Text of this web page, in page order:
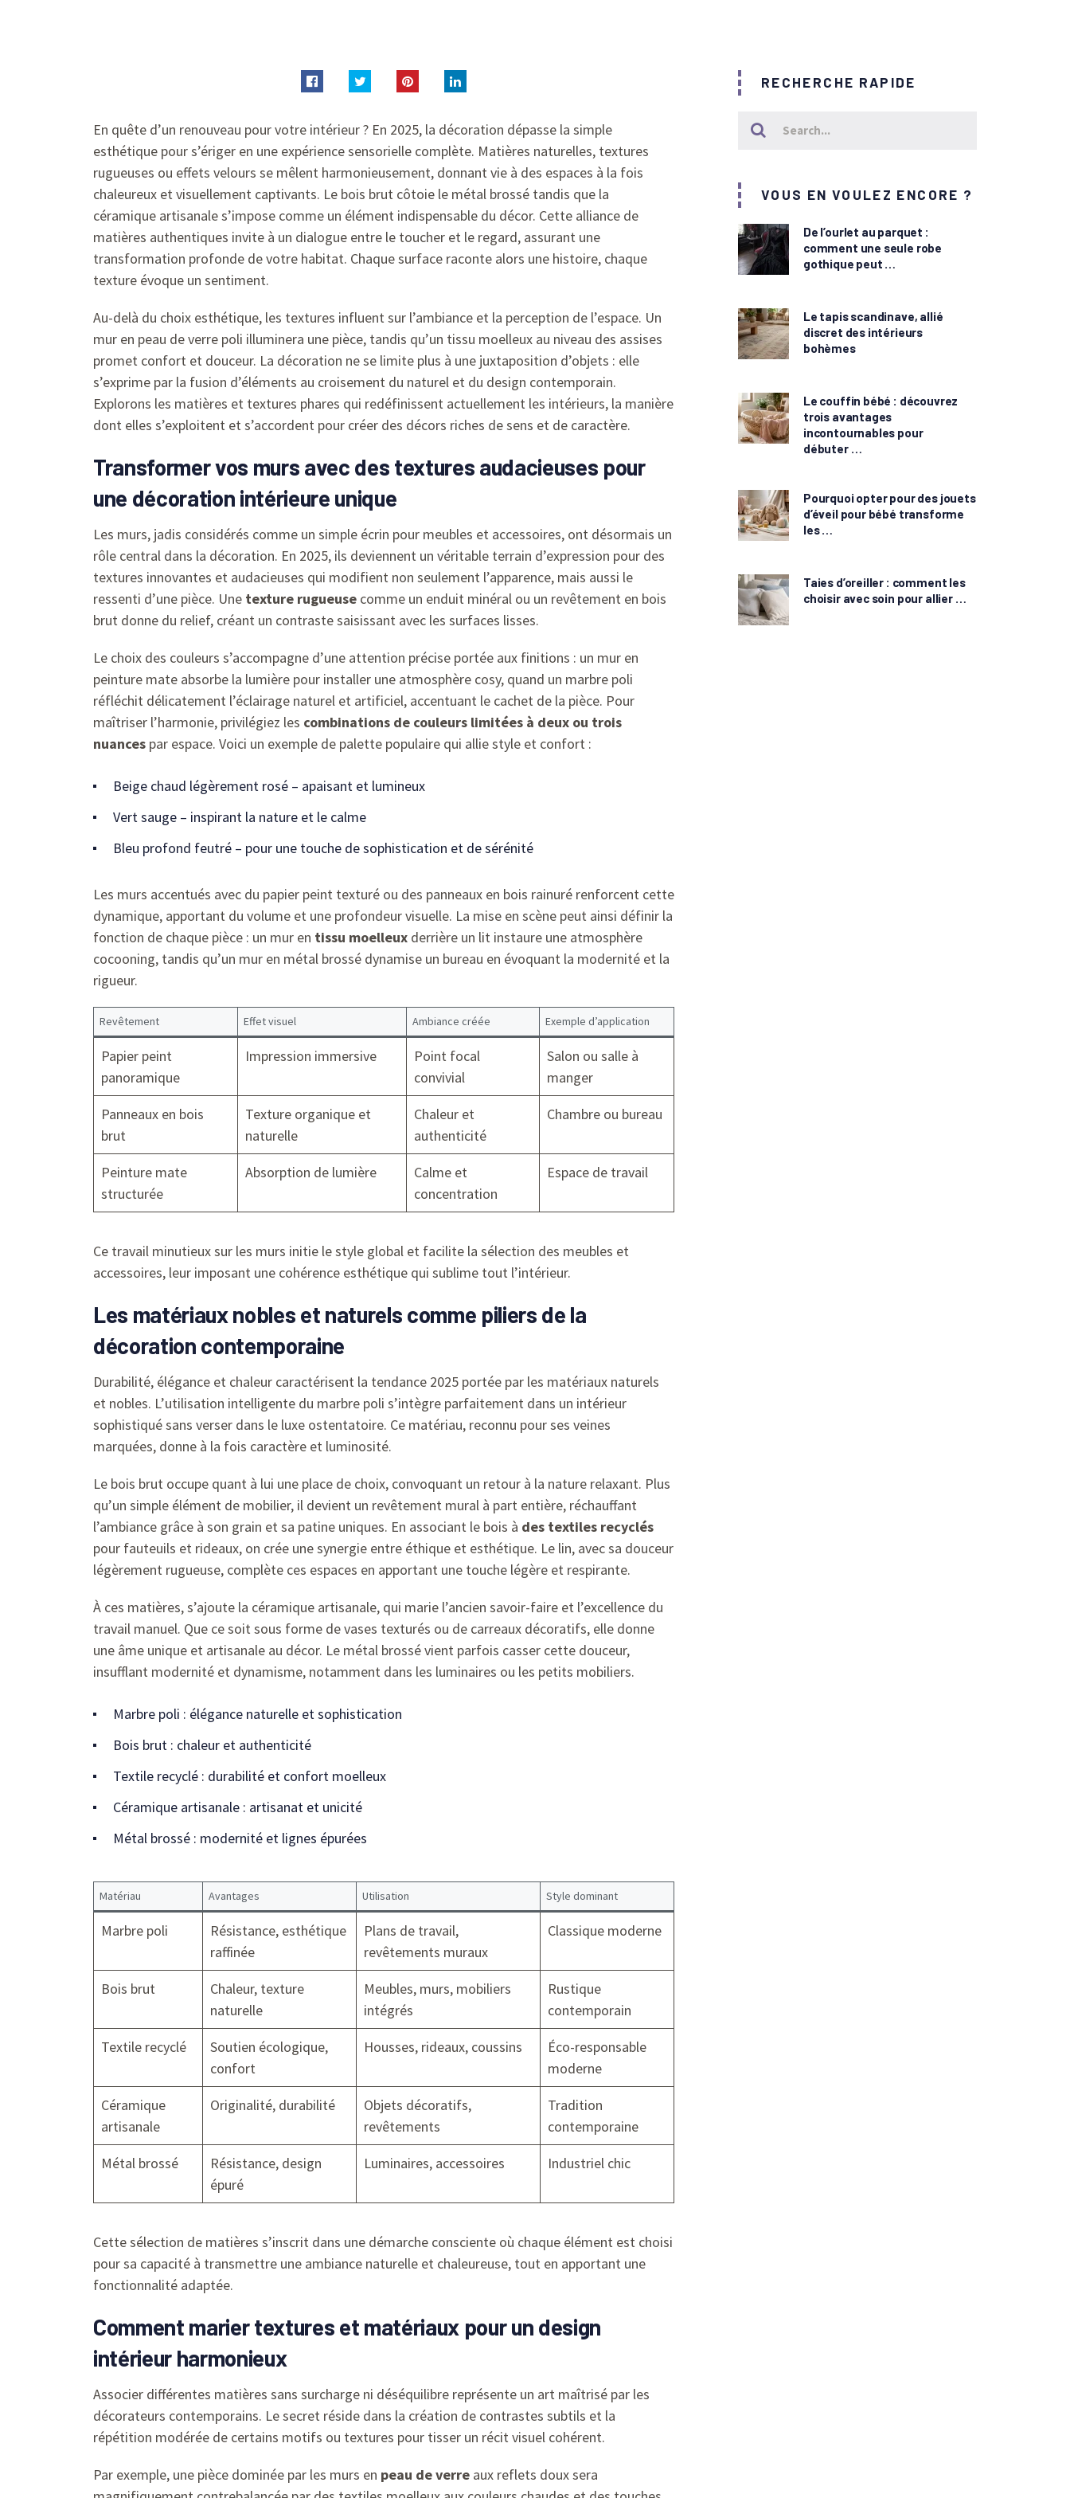
En quête d’un renouveau pour votre intérieur ? En 2025, la décoration dépasse la simple
esthétique pour s’ériger en une expérience sensorielle complète. Matières naturelles, textures
rugueuses ou effets velours se mêlent harmonieusement, donnant vie à des espaces à la fois
chaleureux et visuellement captivants. Le bois brut côtoie le métal brossé tandis que la
céramique artisanale s’impose comme un élément indispensable du décor. Cette alliance de
matières authentiques invite à un dialogue entre le toucher et le regard, assurant une
transformation profonde de votre habitat. Chaque surface raconte alors une histoire, chaque
texture évoque un sentiment.
Au-delà du choix esthétique, les textures influent sur l’ambiance et la perception de l’espace. Un
mur en peau de verre poli illuminera une pièce, tandis qu’un tissu moelleux au niveau des assises
promet confort et douceur. La décoration ne se limite plus à une juxtaposition d’objets : elle
s’exprime par la fusion d’éléments au croisement du naturel et du design contemporain.
Explorons les matières et textures phares qui redéfinissent actuellement les intérieurs, la manière
dont elles s’exploitent et s’accordent pour créer des décors riches de sens et de caractère.
Transformer vos murs avec des textures audacieuses pour
une décoration intérieure unique
Les murs, jadis considérés comme un simple écrin pour meubles et accessoires, ont désormais un
rôle central dans la décoration. En 2025, ils deviennent un véritable terrain d’expression pour des
textures innovantes et audacieuses qui modifient non seulement l’apparence, mais aussi le
ressenti d’une pièce. Une texture rugueuse comme un enduit minéral ou un revêtement en bois
brut donne du relief, créant un contraste saisissant avec les surfaces lisses.
Le choix des couleurs s’accompagne d’une attention précise portée aux finitions : un mur en
peinture mate absorbe la lumière pour installer une atmosphère cosy, quand un marbre poli
réfléchit délicatement l’éclairage naturel et artificiel, accentuant le cachet de la pièce. Pour
maîtriser l’harmonie, privilégiez les combinations de couleurs limitées à deux ou trois
nuances par espace. Voici un exemple de palette populaire qui allie style et confort :
Beige chaud légèrement rosé – apaisant et lumineux
Vert sauge – inspirant la nature et le calme
Bleu profond feutré – pour une touche de sophistication et de sérénité
Les murs accentués avec du papier peint texturé ou des panneaux en bois rainuré renforcent cette
dynamique, apportant du volume et une profondeur visuelle. La mise en scène peut ainsi définir la
fonction de chaque pièce : un mur en tissu moelleux derrière un lit instaure une atmosphère
cocooning, tandis qu’un mur en métal brossé dynamise un bureau en évoquant la modernité et la
rigueur.
Revêtement Effet visuel Ambiance créée Exemple d’application
Papier peint
panoramique
Impression immersive
Point focal
convivial
Salon ou salle à
manger
Panneaux en bois
brut
Texture organique et
naturelle
Chaleur et
authenticité
Chambre ou bureau
Peinture mate
structurée
Absorption de lumière
Calme et
concentration
Espace de travail
Ce travail minutieux sur les murs initie le style global et facilite la sélection des meubles et
accessoires, leur imposant une cohérence esthétique qui sublime tout l’intérieur.
Les matériaux nobles et naturels comme piliers de la
décoration contemporaine
Durabilité, élégance et chaleur caractérisent la tendance 2025 portée par les matériaux naturels
et nobles. L’utilisation intelligente du marbre poli s’intègre parfaitement dans un intérieur
sophistiqué sans verser dans le luxe ostentatoire. Ce matériau, reconnu pour ses veines
marquées, donne à la fois caractère et luminosité.
Le bois brut occupe quant à lui une place de choix, convoquant un retour à la nature relaxant. Plus
qu’un simple élément de mobilier, il devient un revêtement mural à part entière, réchauffant
l’ambiance grâce à son grain et sa patine uniques. En associant le bois à des textiles recyclés
pour fauteuils et rideaux, on crée une synergie entre éthique et esthétique. Le lin, avec sa douceur
légèrement rugueuse, complète ces espaces en apportant une touche légère et respirante.
À ces matières, s’ajoute la céramique artisanale, qui marie l’ancien savoir-faire et l’excellence du
travail manuel. Que ce soit sous forme de vases texturés ou de carreaux décoratifs, elle donne
une âme unique et artisanale au décor. Le métal brossé vient parfois casser cette douceur,
insufflant modernité et dynamisme, notamment dans les luminaires ou les petits mobiliers.
Marbre poli : élégance naturelle et sophistication
Bois brut : chaleur et authenticité
Textile recyclé : durabilité et confort moelleux
Céramique artisanale : artisanat et unicité
Métal brossé : modernité et lignes épurées
Matériau Avantages Utilisation Style dominant
Marbre poli
Résistance, esthétique
raffinée
Plans de travail,
revêtements muraux
Classique moderne
Bois brut
Chaleur, texture
naturelle
Meubles, murs, mobiliers
intégrés
Rustique
contemporain
Textile recyclé
Soutien écologique,
confort
Housses, rideaux, coussins
Éco-responsable
moderne
Céramique
artisanale
Originalité, durabilité
Objets décoratifs,
revêtements
Tradition
contemporaine
Métal brossé
Résistance, design
épuré
Luminaires, accessoires Industriel chic
Cette sélection de matières s’inscrit dans une démarche consciente où chaque élément est choisi
pour sa capacité à transmettre une ambiance naturelle et chaleureuse, tout en apportant une
fonctionnalité adaptée.
Comment marier textures et matériaux pour un design
intérieur harmonieux
Associer différentes matières sans surcharge ni déséquilibre représente un art maîtrisé par les
décorateurs contemporains. Le secret réside dans la création de contrastes subtils et la
répétition modérée de certains motifs ou textures pour tisser un récit visuel cohérent.
Par exemple, une pièce dominée par les murs en peau de verre aux reflets doux sera
RECHERCHE RAPIDE
VOUS EN VOULEZ ENCORE ?
De l’ourlet au parquet :
comment une seule robe
gothique peut …
Le tapis scandinave, allié
discret des intérieurs
bohèmes
Le couffin bébé : découvrez
trois avantages
incontournables pour
débuter …
Pourquoi opter pour des jouets
d’éveil pour bébé transforme
les …
Taies d’oreiller : comment les
choisir avec soin pour allier …